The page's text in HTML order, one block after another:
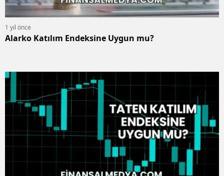
1 yıl önce
Alarko Katılım Endeksine Uygun mu?